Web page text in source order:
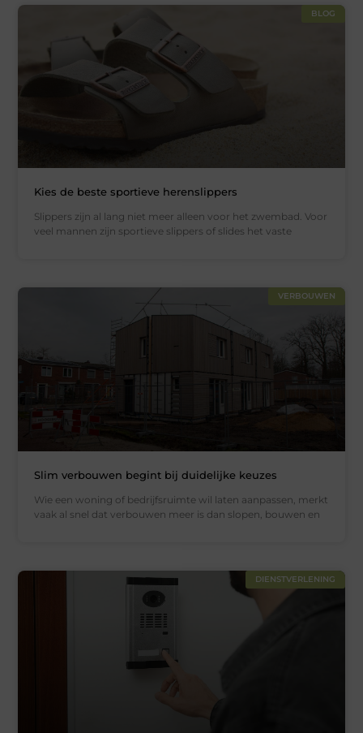
BLOG
Kies de beste sportieve herenslippers
Slippers zijn al lang niet meer alleen voor het zwembad. Voor
veel mannen zijn sportieve slippers of slides het vaste
VERBOUWEN
Slim verbouwen begint bij duidelijke keuzes
Wie een woning of bedrijfsruimte wil laten aanpassen, merkt
vaak al snel dat verbouwen meer is dan slopen, bouwen en
DIENSTVERLENING